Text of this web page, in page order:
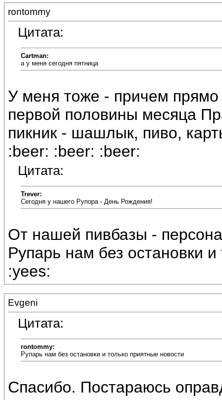
rontommy
Цитата:
Cartman:
а у меня сегодня пятница
У меня тоже - причем
первой половины месяца
пикник - шашлык, пиво,
:beer: :beer: :beer:
Цитата:
Trever:
Сегодня у нашего Рупора - День Рождения!
От нашей пивбазы -
Рупарь нам без остановки
:yees:
Evgeni
Цитата:
rontommy:
Рупарь нам без остановки и только приятные новости
Спасибо. Постараюсь